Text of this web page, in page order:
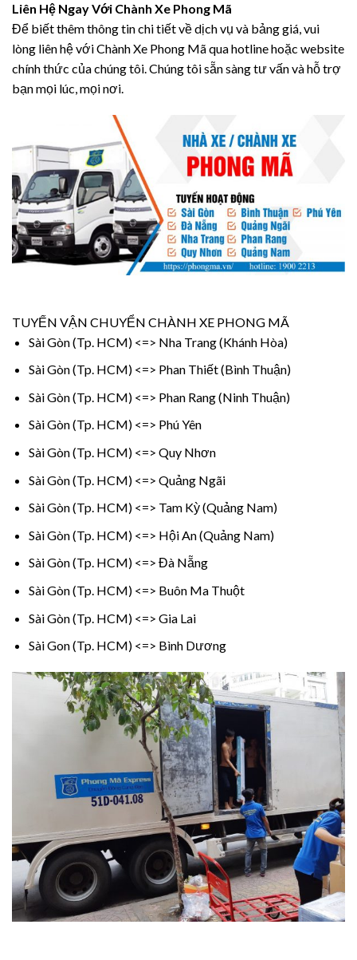
Liên Hệ Ngay Với Chành Xe Phong Mã
Để biết thêm thông tin chi tiết về dịch vụ và bảng giá, vui
lòng liên hệ với Chành Xe Phong Mã qua hotline hoặc website
chính thức của chúng tôi. Chúng tôi sẵn sàng tư vấn và hỗ trợ
bạn mọi lúc, mọi nơi.
TUYẾN VẬN CHUYỂN CHÀNH XE PHONG MÃ
Sài Gòn (Tp. HCM) <=> Nha Trang (Khánh Hòa)
Sài Gòn (Tp. HCM) <=> Phan Thiết (Bình Thuận)
Sài Gòn (Tp. HCM) <=> Phan Rang (Ninh Thuận)
Sài Gòn (Tp. HCM) <=> Phú Yên
Sài Gòn (Tp. HCM) <=> Quy Nhơn
Sài Gòn (Tp. HCM) <=> Quảng Ngãi
Sài Gòn (Tp. HCM) <=> Tam Kỳ (Quảng Nam)
Sài Gòn (Tp. HCM) <=> Hội An (Quảng Nam)
Sài Gòn (Tp. HCM) <=> Đà Nẵng
Sài Gòn (Tp. HCM) <=> Buôn Ma Thuột
Sài Gòn (Tp. HCM) <=> Gia Lai
Sài Gon (Tp. HCM) <=> Bình Dương